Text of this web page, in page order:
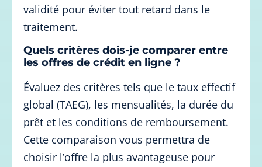
validité pour éviter tout retard dans le
traitement.
Quels critères dois-je comparer entre
les offres de crédit en ligne ?
Évaluez des critères tels que le taux effectif
global (TAEG), les mensualités, la durée du
prêt et les conditions de remboursement.
Cette comparaison vous permettra de
choisir l’offre la plus avantageuse pour